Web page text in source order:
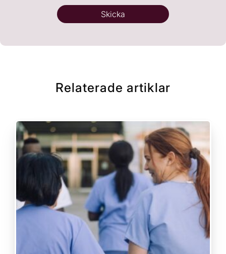
Kurs: E-hälsa, digitalisering och
Kurs: Psykisk ohälsa hos äldre
Kurs: Samsjuklighet – Psykisk ohälsa och
beroende
Kurs: SRHR och funktionsnedsättning
Medicinsk vårdadministratör
Skicka
Relaterade artiklar